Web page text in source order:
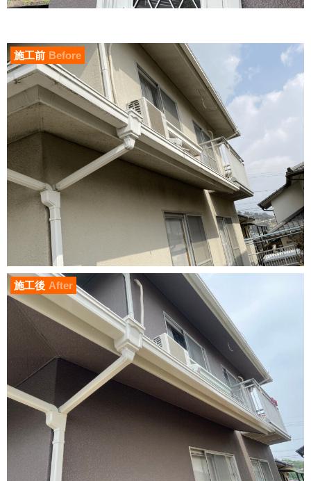
施工前 Before
施工後 After